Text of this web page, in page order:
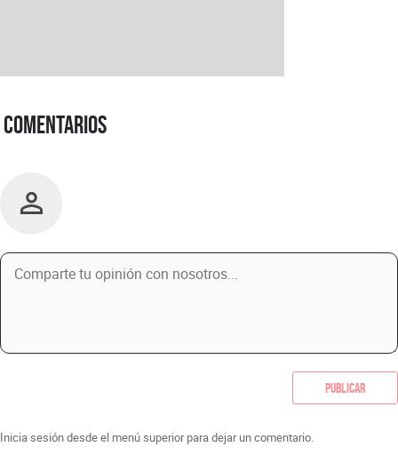
Comentarios
Publicar
Inicia sesión desde el menú superior para dejar un comentario.